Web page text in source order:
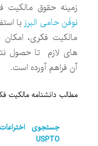
زمینه حقوق
نوفَن حامی البرز با
مالکیت فکری،
های لازم تا حصول
آن فراهم آورده است.
مطالب دانشنامه مالکیت
جستجوی
USPTO